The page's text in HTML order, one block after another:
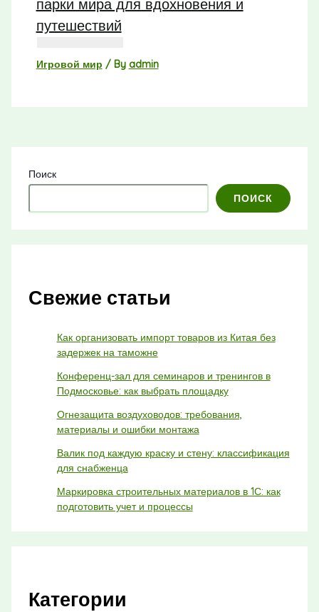
парки мира для вдохновения и
путешествий
Игровой мир / By admin
Поиск
ПОИСК
Свежие статьи
Как организовать импорт товаров из Китая без
задержек на таможне
Конференц-зал для семинаров и тренингов в
Подмосковье: как выбрать площадку
Огнезащита воздуховодов: требования,
материалы и ошибки монтажа
Валик под каждую краску и стену: классификация
для снабженца
Маркировка строительных материалов в 1С: как
подготовить учет и процессы
Категории